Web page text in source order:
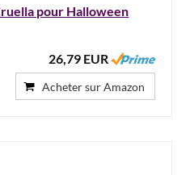
pour Halloween
26,79 EUR
Acheter sur Amazon